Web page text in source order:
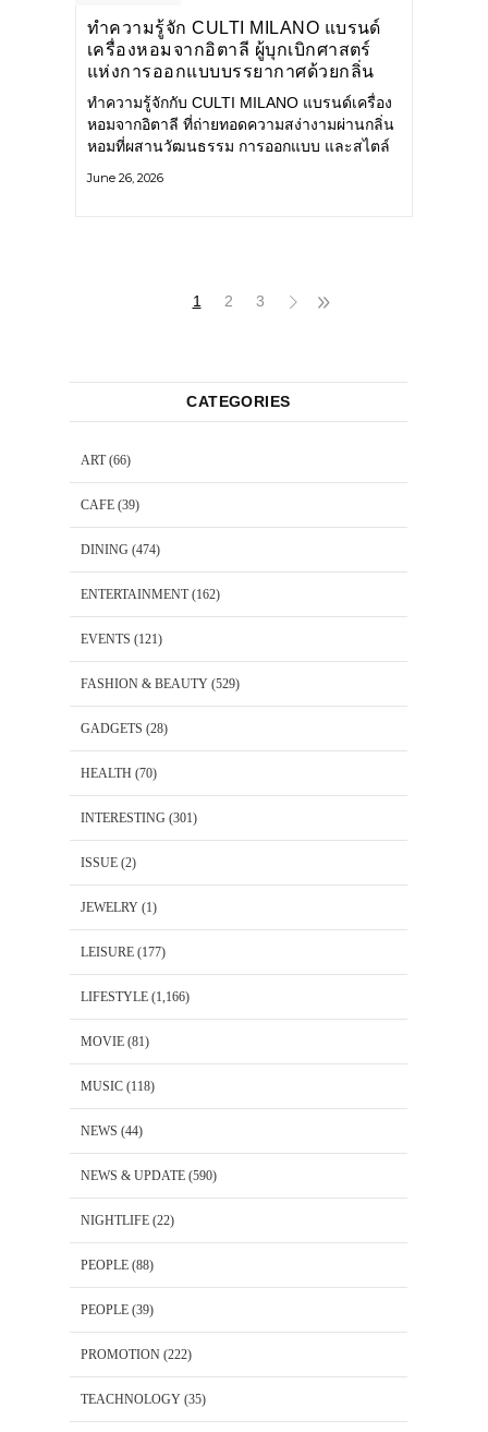
ทำความรู้จัก CULTI MILANO แบรนด์
เครื่องหอมจากอิตาลี ผู้บุกเบิกศาสตร์
แห่งการออกแบบบรรยากาศด้วยกลิ่น
หอม ผสานสไตล์อันโดดเด่นอย่างลงตัว
ทำความรู้จักกับ CULTI MILANO แบรนด์เครื่อง
หอมจากอิตาลี ที่ถ่ายทอดความสง่างามผ่านกลิ่น
หอมที่ผสานวัฒนธรรม การออกแบบ และสไตล์
แบรนด์เครื่องหอมระดับลักชัวรีดีไซน์เอกลักษณ์
June 26, 2026
1 2 3
CATEGORIES
ART(66)
CAFE (39)
DINING (474)
ENTERTAINMENT(162)
EVENTS (121)
FASHION & BEAUTY (529)
GADGETS (28)
HEALTH (70)
INTERESTING (301)
ISSUE (2)
JEWELRY (1)
LEISURE (177)
LIFESTYLE (1,166)
MOVIE (81)
MUSIC (118)
NEWS (44)
NEWS & UPDATE (590)
NIGHTLIFE (22)
PEOPLE (88)
PEOPLE (39)
PROMOTION (222)
TEACHNOLOGY (35)